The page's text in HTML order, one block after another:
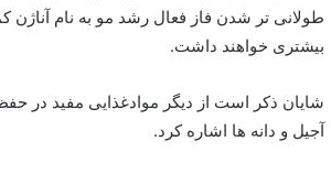
طولانی تر شدن فاز فعال رشد مو به نام آناژن
بیشتری خواهند داشت.
شایان ذکر است از دیگر موادغذایی مفید در
آجیل و دانه ها اشاره کرد.